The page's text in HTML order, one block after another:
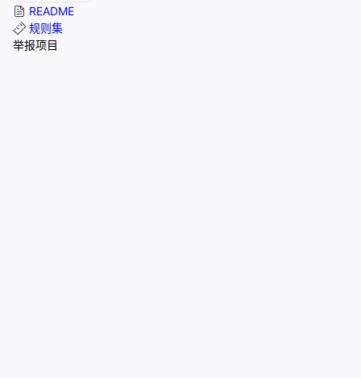
README
规则集
举报项目